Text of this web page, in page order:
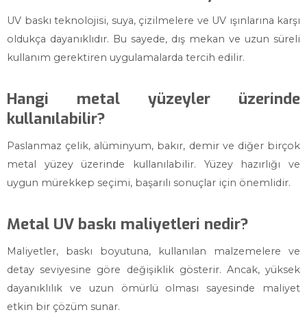
UV baskı teknolojisi, suya, çizilmelere ve UV ışınlarına karşı
oldukça dayanıklıdır. Bu sayede, dış mekan ve uzun süreli
kullanım gerektiren uygulamalarda tercih edilir.
Hangi metal yüzeyler üzerinde
kullanılabilir?
Paslanmaz çelik, alüminyum, bakır, demir ve diğer birçok
metal yüzey üzerinde kullanılabilir. Yüzey hazırlığı ve
uygun mürekkep seçimi, başarılı sonuçlar için önemlidir.
Metal UV baskı maliyetleri nedir?
Maliyetler, baskı boyutuna, kullanılan malzemelere ve
detay seviyesine göre değişiklik gösterir. Ancak, yüksek
dayanıklılık ve uzun ömürlü olması sayesinde maliyet
etkin bir çözüm sunar.